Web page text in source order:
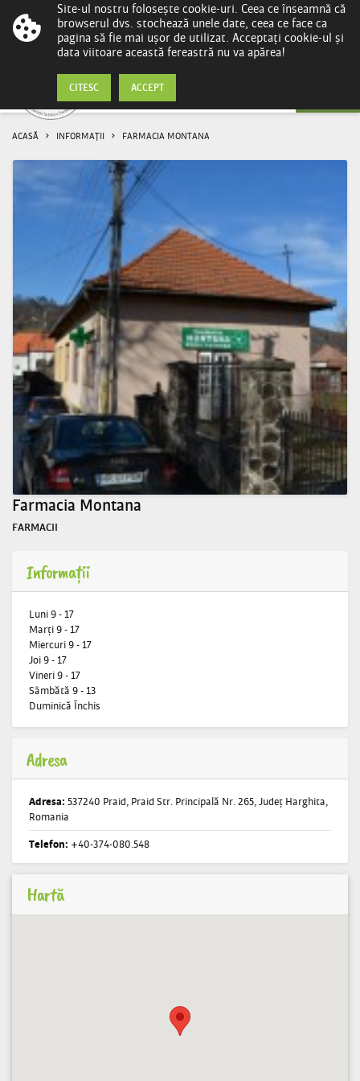
Informații
ACASĂ INFORMAȚII FARMACIA MONTANA
Farmacia Montana
FARMACII
Informații
Luni 9 - 17
Marţi 9 - 17
Miercuri 9 - 17
Joi 9 - 17
Vineri 9 - 17
Sâmbătă 9 - 13
Duminică Închis
Adresa
Adresa: 537240 Praid, Praid Str. Principală Nr. 265, Județ Harghita,
Romania
Telefon: +40-374-080.548
Hartă
Site-ul nostru folosește cookie-uri. Ceea ce înseamnă că
browserul dvs. stochează unele date, ceea ce face ca
pagina să fie mai ușor de utilizat. Acceptați cookie-ul și
data viitoare această fereastră nu va apărea!
CITESC ACCEPT